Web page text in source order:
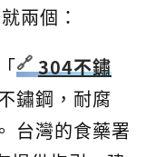
兩個：
304不鏽
鏽鋼，耐腐
台灣的食藥署